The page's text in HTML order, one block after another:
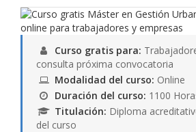
Curso gratis para:
consulta próxima convocatoria
Modalidad del curso: Online
Duración del curso: 1100
Titulación: Diploma
del curso